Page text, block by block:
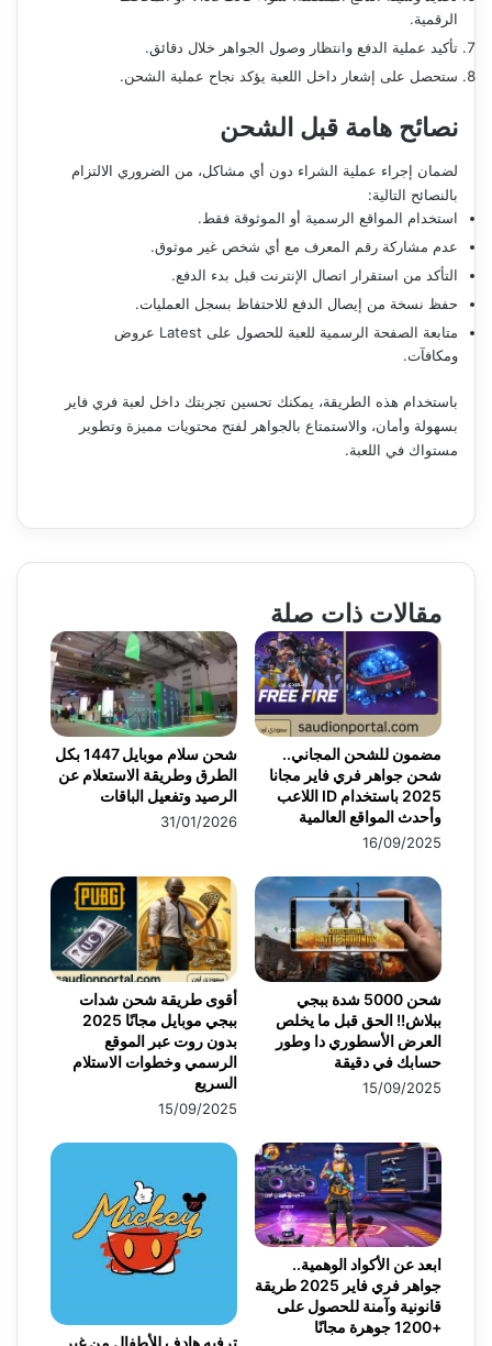
الرقمية.
تأكيد عملية الدفع وانتظار وصول الجواهر خلال دقائق.
ستحصل على إشعار داخل اللعبة يؤكد نجاح عملية الشحن.
نصائح هامة قبل الشحن
لضمان إجراء عملية الشراء دون أي مشاكل، من الضروري الالتزام
بالنصائح التالية:
استخدام المواقع الرسمية أو الموثوقة فقط.
عدم مشاركة رقم المعرف مع أي شخص غير موثوق.
التأكد من استقرار اتصال الإنترنت قبل بدء الدفع.
حفظ نسخة من إيصال الدفع للاحتفاظ بسجل العمليات.
متابعة الصفحة الرسمية للعبة للحصول على Latest عروض
ومكافآت.
باستخدام هذه الطريقة، يمكنك تحسين تجربتك داخل لعبة فري فاير
بسهولة وأمان، والاستمتاع بالجواهر لفتح محتويات مميزة وتطوير
مستواك في اللعبة.
مقالات ذات صلة
شحن سلام موبايل 1447 بكل
الطرق وطريقة الاستعلام عن
الرصيد وتفعيل الباقات
31/01/2026
مضمون للشحن المجاني..
شحن جواهر فري فاير مجانا
2025 باستخدام ID اللاعب
وأحدث المواقع العالمية
16/09/2025
أقوى طريقة شحن شدات
ببجي موبايل مجانًا 2025
بدون روت عبر الموقع
الرسمي وخطوات الاستلام
السريع
15/09/2025
شحن 5000 شدة ببجي
ببلاش!! الحق قبل ما يخلص
العرض الأسطوري دا وطور
حسابك في دقيقة
15/09/2025
ترفيه هادف للأطفال من غير
ابعد عن الأكواد الوهمية..
جواهر فري فاير 2025 طريقة
قانونية وآمنة للحصول على
+1200 جوهرة مجانًا